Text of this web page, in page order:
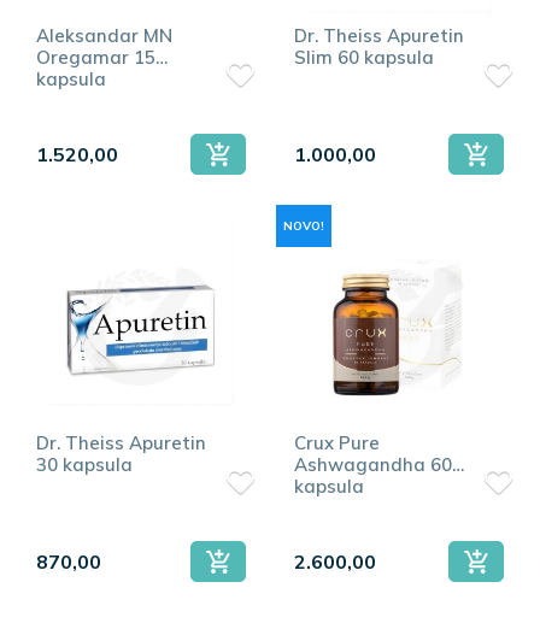
Aleksandar MN
Oregamar 15
kapsula
1.520,00
Dr. Theiss Apuretin
Slim 60 kapsula
1.000,00
Dr. Theiss Apuretin
30 kapsula
870,00
NOVO!
Crux Pure
Ashwagandha 60
kapsula
2.600,00